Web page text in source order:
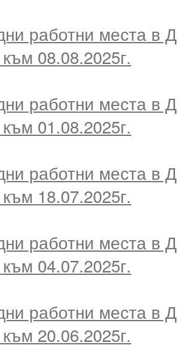
работни места в
08.08.2025г.
работни места в
01.08.2025г.
работни места в
18.07.2025г.
работни места в
04.07.2025г.
работни места в
20.06.2025г.